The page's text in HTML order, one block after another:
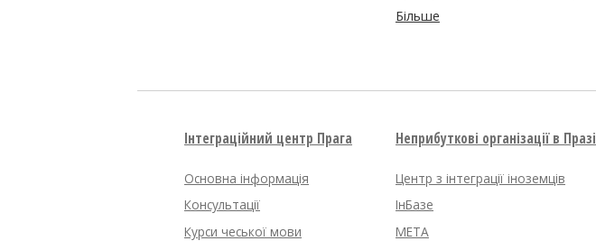
Більше
Інтеграційний центр Прага
Основна інформація
Консультації
Курси чеської мови
Неприбуткові організації в Празі
Центр з інтеграції іноземців
ІнБазе
META